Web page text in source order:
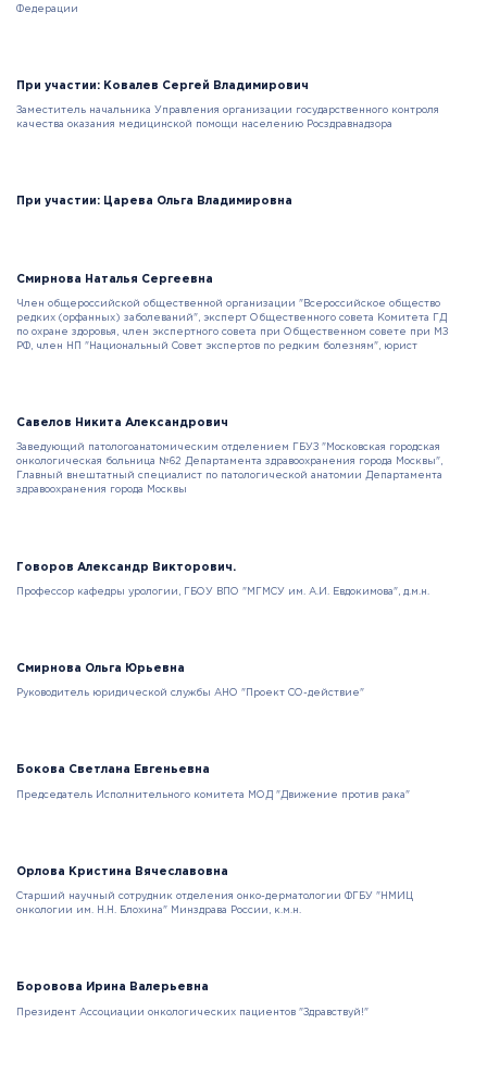
Федерации
При участии: Ковалев Сергей Владимирович
Заместитель начальника Управления организации государственного контроля
качества оказания медицинской помощи населению Росздравнадзора
При участии: Царева Ольга Владимировна
Смирнова Наталья Сергеевна
Член общероссийской общественной организации "Всероссийское общество
редких (орфанных) заболеваний", эксперт Общественного совета Комитета ГД
по охране здоровья, член экспертного совета при Общественном совете при МЗ
РФ, член НП "Национальный Совет экспертов по редким болезням", юрист
Савелов Никита Александрович
Заведующий патологоанатомическим отделением ГБУЗ "Московская городская
онкологическая больница №62 Департамента здравоохранения города Москвы",
Главный внештатный специалист по патологической анатомии Департамента
здравоохранения города Москвы
Говоров Александр Викторович.
Профессор кафедры урологии, ГБОУ ВПО "МГМСУ им. А.И. Евдокимова", д.м.н.
Смирнова Ольга Юрьевна
Руководитель юридической службы АНО "Проект СО-действие"
Бокова Светлана Евгеньевна
Председатель Исполнительного комитета МОД "Движение против рака"
Орлова Кристина Вячеславовна
Старший научный сотрудник отделения онко-дерматологии ФГБУ "НМИЦ
онкологии им. Н.Н. Блохина" Минздрава России, к.м.н.
Боровова Ирина Валерьевна
Президент Ассоциации онкологических пациентов "Здравствуй!"